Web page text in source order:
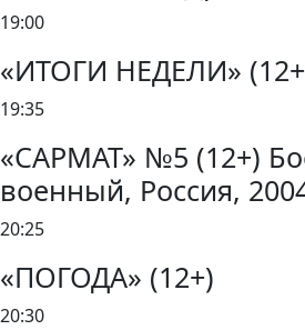
19:00
«ИТОГИ НЕДЕЛИ»
19:35
«САРМАТ» №5 (12+)
военный, Россия,
20:25
«ПОГОДА» (12+)
20:30